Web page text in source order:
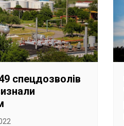
спецдозволів